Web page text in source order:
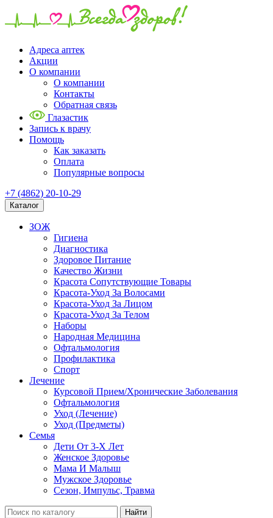
Адреса аптек
Акции
О компании
О компании
Контакты
Обратная связь
Глазастик
Запись к врачу
Помощь
Как заказать
Оплата
Популярные вопросы
+7 (4862) 20-10-29
Каталог
ЗОЖ
Гигиена
Диагностика
Здоровое Питание
Качество Жизни
Красота Сопутствующие Товары
Красота-Уход За Волосами
Красота-Уход За Лицом
Красота-Уход За Телом
Наборы
Народная Медицина
Офтальмология
Профилактика
Спорт
Лечение
Курсовой Прием/Хронические Заболевания
Офтальмология
Уход (Лечение)
Уход (Предметы)
Семья
Дети От 3-Х Лет
Женское Здоровье
Мама И Малыш
Мужское Здоровье
Сезон, Импульс, Травма
Найти